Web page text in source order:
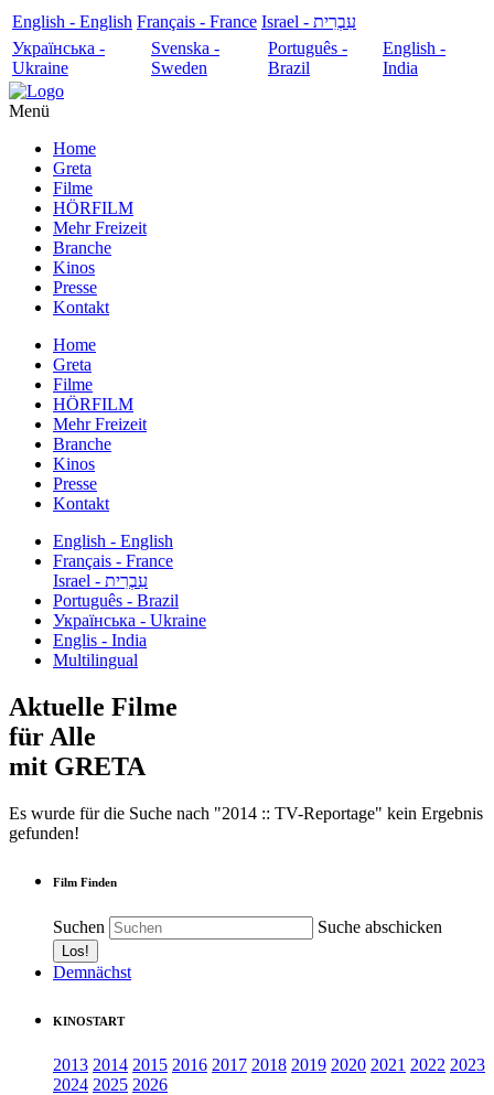
English - English Français - France
עִבְרִית - Israel
Українська -
Ukraine
Svenska -
Sweden
Português -
Brazil
English -
India
Menü
Home
Greta
Filme
HÖRFILM
Mehr Freizeit
Branche
Kinos
Presse
Kontakt
Home
Greta
Filme
HÖRFILM
Mehr Freizeit
Branche
Kinos
Presse
Kontakt
English - English
Français - France
עִבְרִית - Israel
Português - Brazil
Українська - Ukraine
Englis - India
Multilingual
Aktuelle Filme
für Alle
mit GRETA
Es wurde für die Suche nach "2014 :: TV-Reportage" kein Ergebnis
gefunden!
Film Finden
Suchen Suche abschicken
Demnächst
KINOSTART
2013 2014 2015 2016 2017 2018 2019 2020 2021 2022 2023
2024 2025 2026